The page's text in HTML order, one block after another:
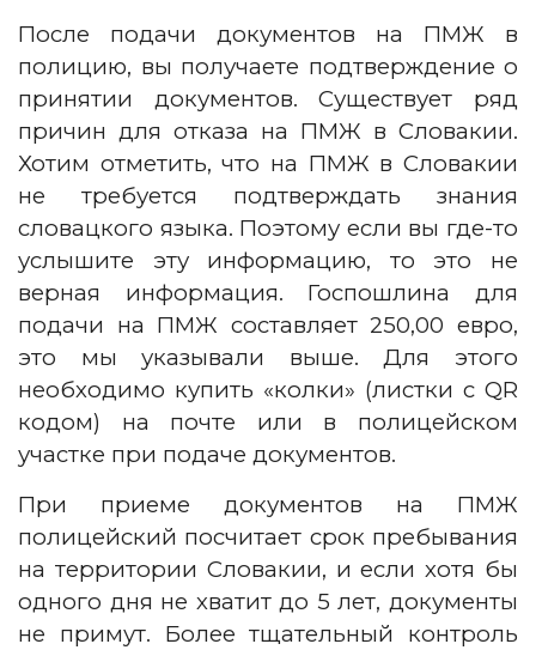
После подачи документов на ПМЖ в
полицию, вы получаете подтверждение о
принятии документов. Существует ряд
причин для отказа на ПМЖ в Словакии.
Хотим отметить, что на ПМЖ в Словакии
не требуется подтверждать знания
словацкого языка. Поэтому если вы где-то
услышите эту информацию, то это не
верная информация. Госпошлина для
подачи на ПМЖ составляет 250,00 евро,
это мы указывали выше. Для этого
необходимо купить «колки» (листки с QR
кодом) на почте или в полицейском
участке при подаче документов.
При приеме документов на ПМЖ
полицейский посчитает срок пребывания
на территории Словакии, и если хотя бы
одного дня не хватит до 5 лет, документы
не примут. Более тщательный контроль